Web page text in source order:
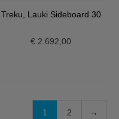
Treku, Lauki Sideboard 30
€ 2.692,00
1 2 →